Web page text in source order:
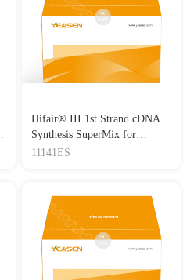
Hifair® III 1st Strand cDNA
Synthesis SuperMix for
qPCR(gDNA digester plus)
11141ES